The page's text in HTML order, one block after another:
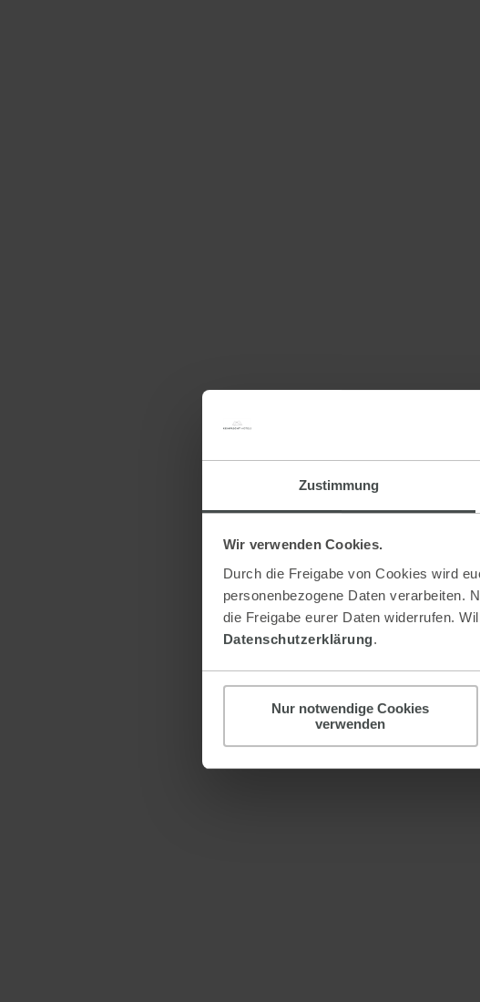
Zustimmung
Wir verwenden Cookies.
Durch die Freigabe von Cookies wird
personenbezogene Daten verarbeiten.
die Freigabe eurer Daten widerrufen.
Datenschutzerklärung.
Nur notwendige Cookies
verwenden